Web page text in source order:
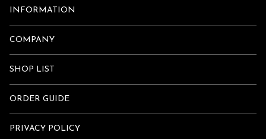
INFORMATION
COMPANY
SHOP LIST
ORDER GUIDE
PRIVACY POLICY